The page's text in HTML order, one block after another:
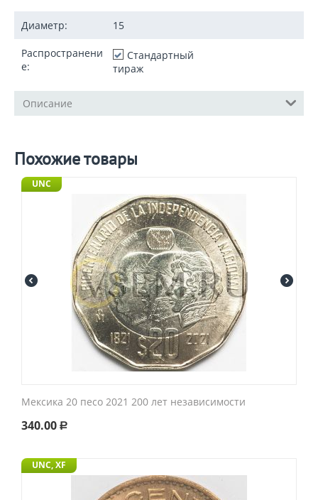
Диаметр: 15
Распространени
е:
Стандартный
тираж
Описание
Похожие товары
UNC
Мексика 20 песо 2021 200 лет независимости
340.00 Р
UNC, XF